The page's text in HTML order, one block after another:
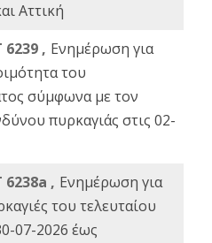
Αττική
, Ενημέρωση για
του
σύμφωνα με τον
πυρκαγιάς στις 02-
, Ενημέρωση για
του τελευταίου
07-2026 έως